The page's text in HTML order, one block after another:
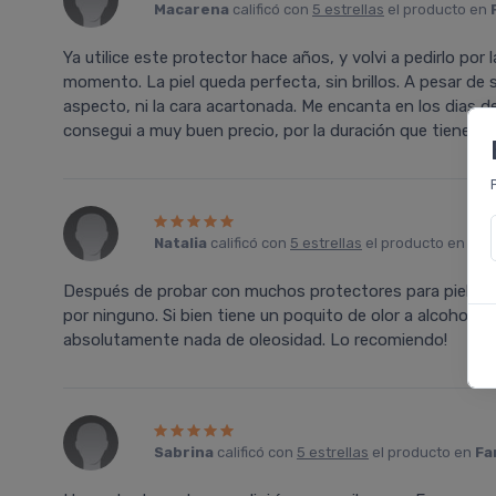
Macarena calificó con 5 estrellas el producto en
Ya utilice este protector hace años, y volvi a pedirlo por
momento. La piel queda perfecta, sin brillos. A pesar de
aspecto, ni la cara acartonada. Me encanta en los dias
consegui a muy buen precio, por la duración que tiene.
Natalia calificó con 5 estrellas el producto en
Después de probar con muchos protectores para piel
por ninguno. Si bien tiene un poquito de olor a alcohol
absolutamente nada de oleosidad. Lo recomiendo!
Sabrina calificó con 5 estrellas el producto en